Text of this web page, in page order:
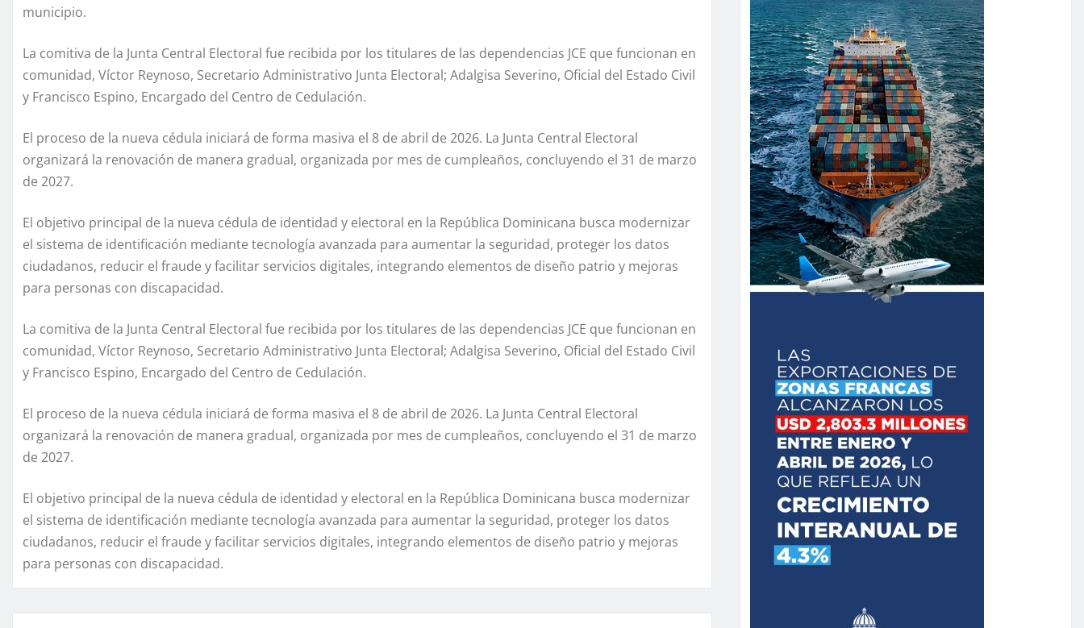
municipio.
La comitiva de la Junta Central Electoral fue recibida por los titulares de las dependencias JCE que funcionan en
comunidad, Víctor Reynoso, Secretario Administrativo Junta Electoral; Adalgisa Severino, Oficial del Estado Civil
y Francisco Espino, Encargado del Centro de Cedulación.
El proceso de la nueva cédula iniciará de forma masiva el 8 de abril de 2026. La Junta Central Electoral
organizará la renovación de manera gradual, organizada por mes de cumpleaños, concluyendo el 31 de marzo
de 2027.
El objetivo principal de la nueva cédula de identidad y electoral en la República Dominicana busca modernizar
el sistema de identificación mediante tecnología avanzada para aumentar la seguridad, proteger los datos
ciudadanos, reducir el fraude y facilitar servicios digitales, integrando elementos de diseño patrio y mejoras
para personas con discapacidad.
La comitiva de la Junta Central Electoral fue recibida por los titulares de las dependencias JCE que funcionan en
comunidad, Víctor Reynoso, Secretario Administrativo Junta Electoral; Adalgisa Severino, Oficial del Estado Civil
y Francisco Espino, Encargado del Centro de Cedulación.
El proceso de la nueva cédula iniciará de forma masiva el 8 de abril de 2026. La Junta Central Electoral
organizará la renovación de manera gradual, organizada por mes de cumpleaños, concluyendo el 31 de marzo
de 2027.
El objetivo principal de la nueva cédula de identidad y electoral en la República Dominicana busca modernizar
el sistema de identificación mediante tecnología avanzada para aumentar la seguridad, proteger los datos
ciudadanos, reducir el fraude y facilitar servicios digitales, integrando elementos de diseño patrio y mejoras
para personas con discapacidad.